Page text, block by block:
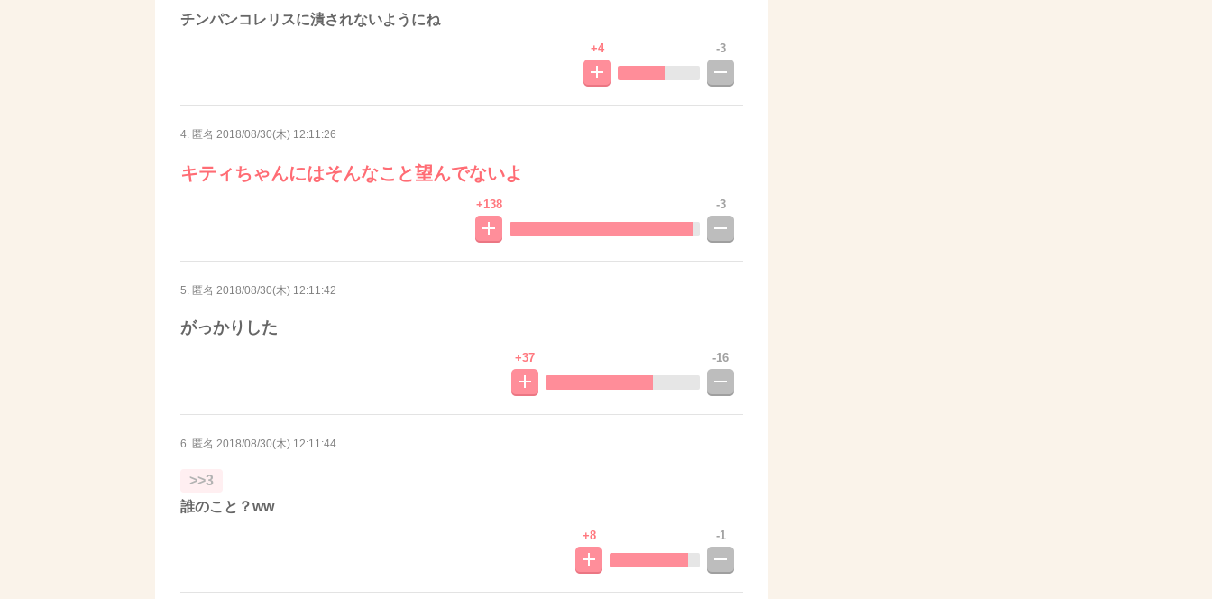
チンパンコレリスに潰されないようにね
+4 -3
4. 匿名 2018/08/30(木) 12:11:26
キティちゃんにはそんなこと望んでないよ
+138 -3
5. 匿名 2018/08/30(木) 12:11:42
がっかりした
+37 -16
6. 匿名 2018/08/30(木) 12:11:44
>>3
誰のこと？ww
+8 -1